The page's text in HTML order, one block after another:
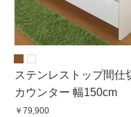
ステンレストップ間仕
カウンター 幅150cm
￥79,900